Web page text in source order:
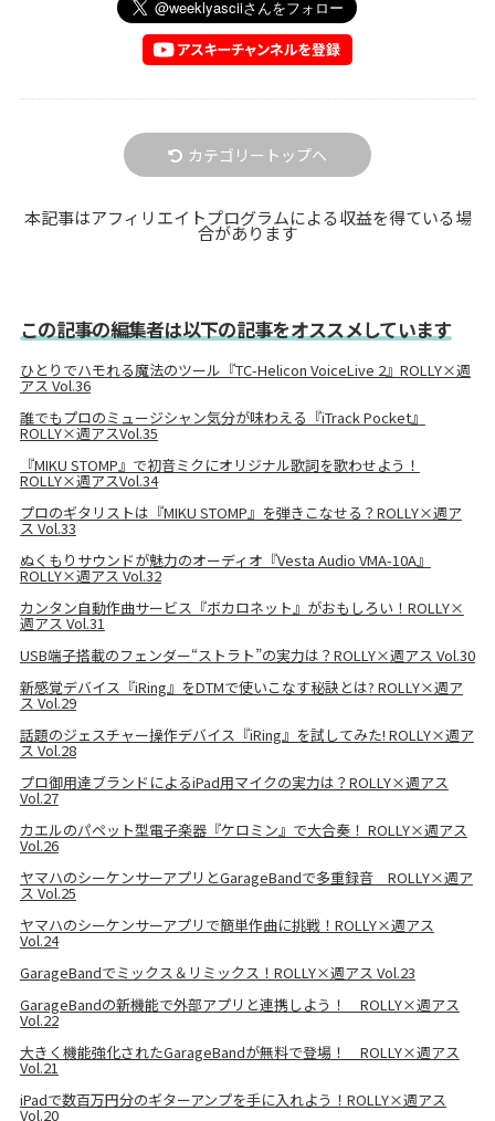
カテゴリートップへ
本記事はアフィリエイトプログラムによる収益を得ている場
合があります
この記事の編集者は以下の記事をオススメしています
ひとりでハモれる魔法のツール『TC-Helicon VoiceLive 2』ROLLY×週
アス Vol.36
誰でもプロのミュージシャン気分が味わえる『iTrack Pocket』
ROLLY×週アスVol.35
『MIKU STOMP』で初音ミクにオリジナル歌詞を歌わせよう！
ROLLY×週アスVol.34
プロのギタリストは『MIKU STOMP』を弾きこなせる？ROLLY×週ア
ス Vol.33
ぬくもりサウンドが魅力のオーディオ『Vesta Audio VMA-10A』
ROLLY×週アス Vol.32
カンタン自動作曲サービス『ボカロネット』がおもしろい！ROLLY×
週アス Vol.31
USB端子搭載のフェンダー“ストラト”の実力は？ROLLY×週アス Vol.30
新感覚デバイス『iRing』をDTMで使いこなす秘訣とは? ROLLY×週ア
ス Vol.29
話題のジェスチャー操作デバイス『iRing』を試してみた! ROLLY×週ア
ス Vol.28
プロ御用達ブランドによるiPad用マイクの実力は？ROLLY×週アス
Vol.27
カエルのパペット型電子楽器『ケロミン』で大合奏！ ROLLY×週アス
Vol.26
ヤマハのシーケンサーアプリとGarageBandで多重録音 ROLLY×週ア
ス Vol.25
ヤマハのシーケンサーアプリで簡単作曲に挑戦！ROLLY×週アス
Vol.24
GarageBandでミックス＆リミックス！ROLLY×週アス Vol.23
GarageBandの新機能で外部アプリと連携しよう！ ROLLY×週アス
Vol.22
大きく機能強化されたGarageBandが無料で登場！ ROLLY×週アス
Vol.21
iPadで数百万円分のギターアンプを手に入れよう！ROLLY×週アス
Vol.20